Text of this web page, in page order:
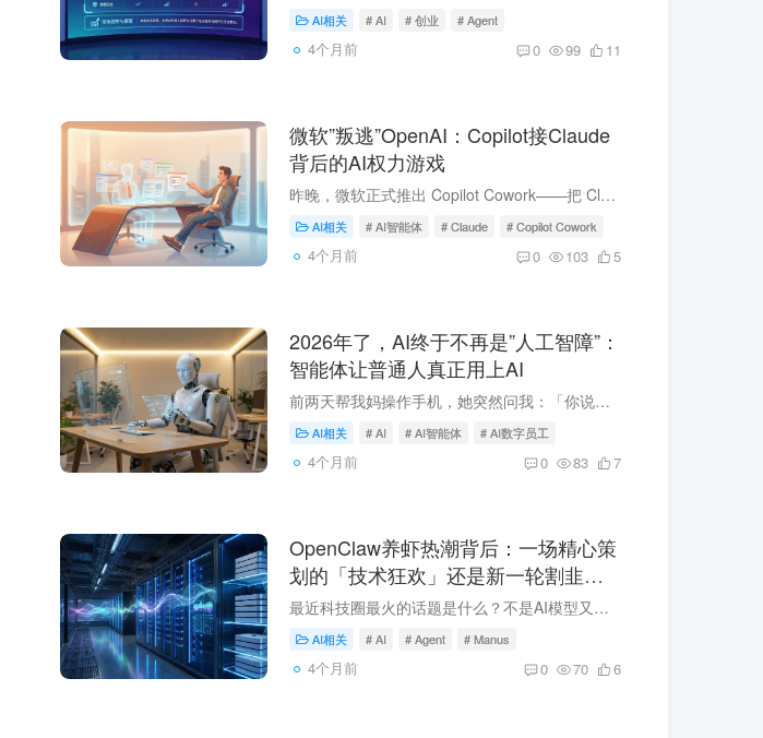
AI相关 # AI # 创业 # Agent
4个月前 0 99 11
微软”叛逃”OpenAI：Copilot接Claude
背后的AI权力游戏
昨晚，微软正式推出 Copilot Cowork——把 Claude 塞进了 Office 全家桶。这一动作看似只是产品更新，实际上是美国科技史上最大的一次'技术出轨'：微软对 OpenAI 砸了 130 多亿美元，现在转头牵...
AI相关 # AI智能体 # Claude # Copilot Cowork
4个月前 0 103 5
2026年了，AI终于不再是”人工智障”：
智能体让普通人真正用上AI
前两天帮我妈操作手机，她突然问我：「你说的那个AI，能帮我查一下下个月退休金发多少不？」我一时语塞。确实，这几年AI火得不行，但普通人用起来的场景，好像还是那几个：问个问题、画个图、写...
AI相关 # AI # AI智能体 # AI数字员工
4个月前 0 83 7
OpenClaw养虾热潮背后：一场精心策
划的「技术狂欢」还是新一轮割韭
菜？
最近科技圈最火的话题是什么？不是AI模型又出了什么新能力，而是——养虾。这里的虾当然不是餐桌上那盘蒜蓉大虾，而是OpenClaw。准确来说，是用Mac mini搭建的OpenClaw「虾场」。从深圳到无锡，...
AI相关 # AI # Agent # Manus
4个月前 0 70 6